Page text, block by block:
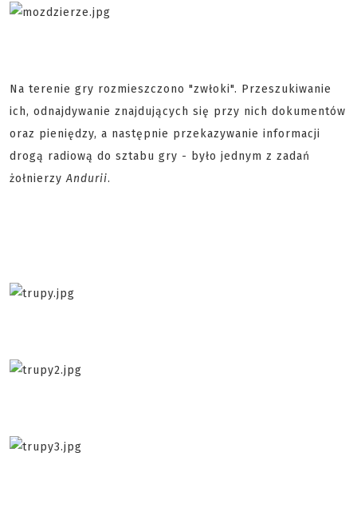
Na terenie gry rozmieszczono "zwłoki". Przeszukiwanie
ich, odnajdywanie znajdujących się przy nich dokumentów
oraz pieniędzy, a następnie przekazywanie informacji
drogą radiową do sztabu gry - było jednym z zadań
żołnierzyAndurii.